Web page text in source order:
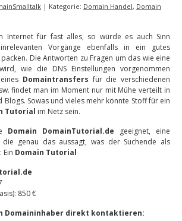
| Kategorie: Domain Handel, Domain
Internet für fast alles, so würde es auch Sinn
Vorgänge ebenfalls in ein gutes
packen. Die Antworten zu Fragen um das wie eine
wie die DNS Einstellungen vorgenommen
Domaintransfers für die verschiedenen
findet man im Moment nur mit Mühe verteilt in
Blogs. Sowas und vieles mehr könnte Stoff für ein
Tutorial im Netz sein.
Domain DomainTutorial.de geeignet, eine
die genau das aussagt, was der Suchende als
Ein Domain Tutorial
850 €
Domaininhaber direkt kontaktieren: